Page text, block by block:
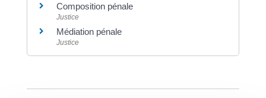
Composition pénale
Justice
Médiation pénale
Justice